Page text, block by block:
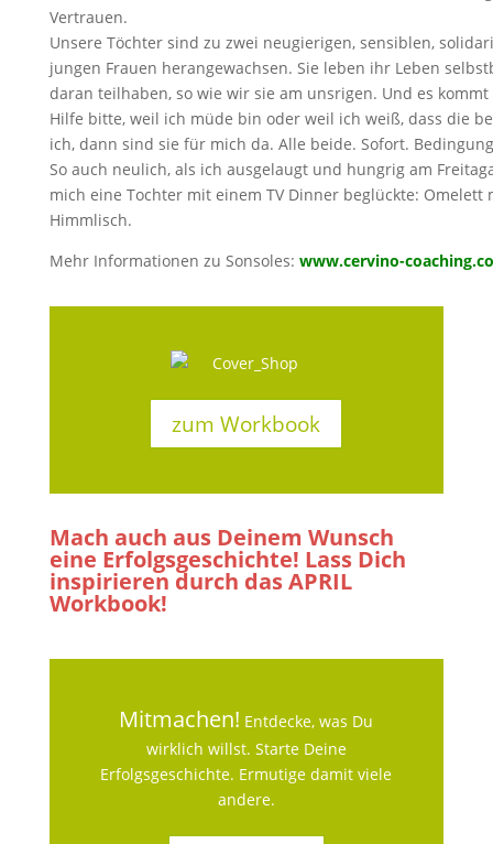
Vertrauen.
Unsere Töchter sind zu zwei neugierigen, sensiblen,
jungen Frauen herangewachsen. Sie leben ihr Leben
daran teilhaben, so wie wir sie am unsrigen. Und es
Hilfe bitte, weil ich müde bin oder weil ich weiß, dass die
ich, dann sind sie für mich da. Alle beide. Sofort.
So auch neulich, als ich ausgelaugt und hungrig am
mich eine Tochter mit einem TV Dinner beglückte: Omelett
Himmlisch.
Mehr Informationen zu Sonsoles: www.cervino-
zum Workbook
Mach auch aus Deinem Wunsch
eine Erfolgsgeschichte! Lass Dich
inspirieren durch das APRIL
Workbook!
Mitmachen! Entdecke, was Du
wirklich willst. Starte Deine
Erfolgsgeschichte. Ermutige damit viele
andere.